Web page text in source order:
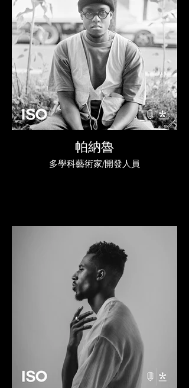
帕納魯
多學科藝術家/開發人員